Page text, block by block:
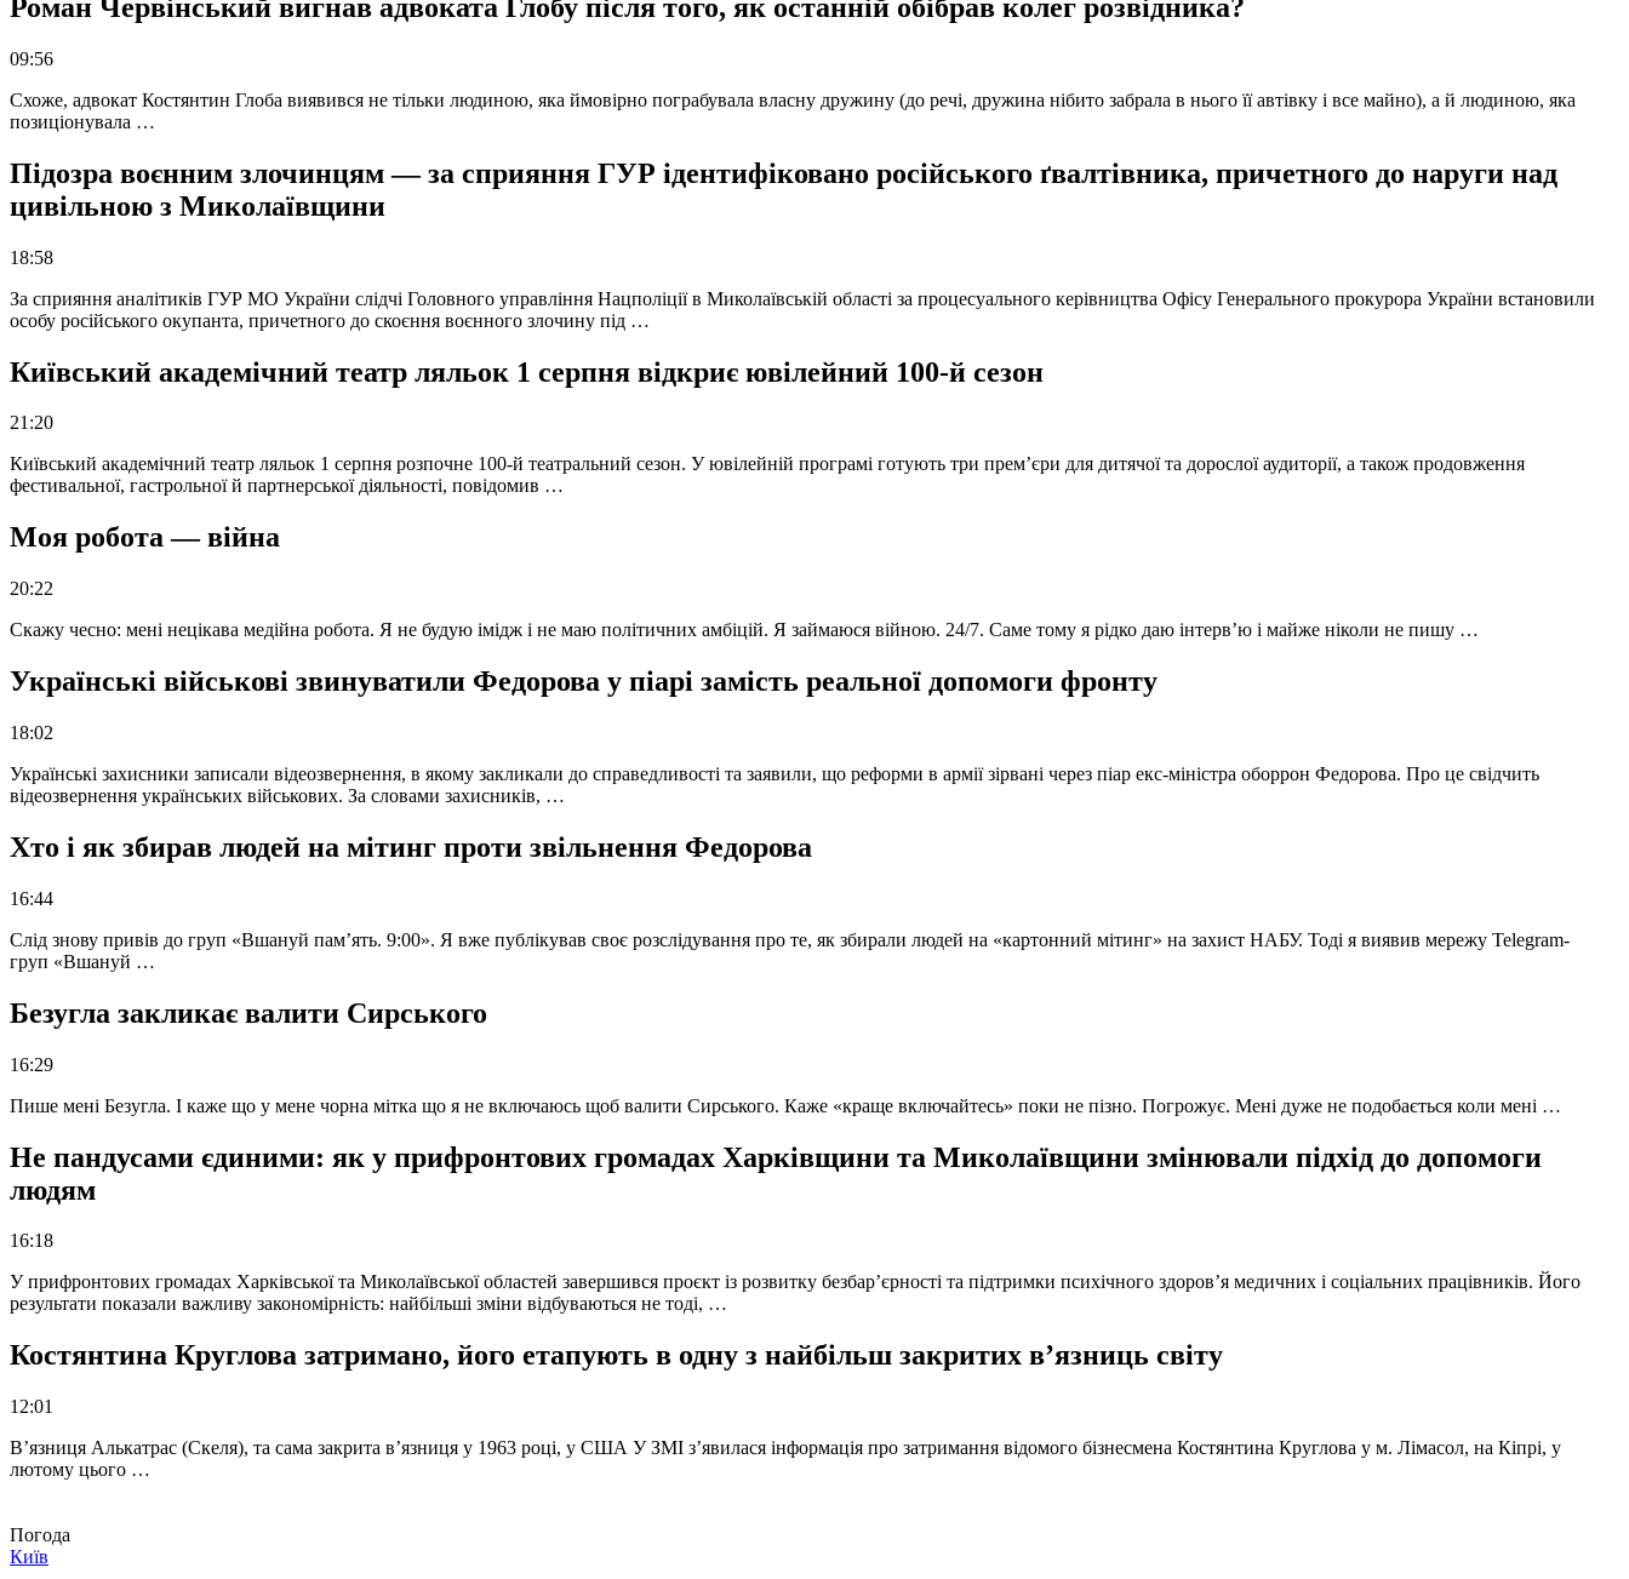
Роман Червінський вигнав адвоката Глобу після того, як останній обібрав колег розвідника?
09:56
Схоже, адвокат Костянтин Глоба виявився не тільки людиною, яка ймовірно пограбувала власну дружину (до речі, дружина нібито забрала в нього її автівку і все майно), а й людиною, яка
позиціонувала …
Підозра воєнним злочинцям — за сприяння ГУР ідентифіковано російського ґвалтівника, причетного до наруги над
цивільною з Миколаївщини
18:58
За сприяння аналітиків ГУР МО України слідчі Головного управління Нацполіції в Миколаївській області за процесуального керівництва Офісу Генерального прокурора України встановили
особу російського окупанта, причетного до скоєння воєнного злочину під …
Київський академічний театр ляльок 1 серпня відкриє ювілейний 100-й сезон
21:20
Київський академічний театр ляльок 1 серпня розпочне 100-й театральний сезон. У ювілейній програмі готують три прем’єри для дитячої та дорослої аудиторії, а також продовження
фестивальної, гастрольної й партнерської діяльності, повідомив …
Моя робота — війна
20:22
Скажу чесно: мені нецікава медійна робота. Я не будую імідж і не маю політичних амбіцій. Я займаюся війною. 24/7. Саме тому я рідко даю інтерв’ю і майже ніколи не пишу …
Українські військові звинуватили Федорова у піарі замість реальної допомоги фронту
18:02
Українські захисники записали відеозвернення, в якому закликали до справедливості та заявили, що реформи в армії зірвані через піар екс-міністра оборрон Федорова. Про це свідчить
відеозвернення українських військових. За словами захисників, …
Хто і як збирав людей на мітинг проти звільнення Федорова
16:44
Слід знову привів до груп «Вшануй пам’ять. 9:00». Я вже публікував своє розслідування про те, як збирали людей на «картонний мітинг» на захист НАБУ. Тоді я виявив мережу Telegram-
груп «Вшануй …
Безугла закликає валити Сирського
16:29
Пише мені Безугла. І каже що у мене чорна мітка що я не включаюсь щоб валити Сирського. Каже «краще включайтесь» поки не пізно. Погрожує. Мені дуже не подобається коли мені …
Не пандусами єдиними: як у прифронтових громадах Харківщини та Миколаївщини змінювали підхід до допомоги
людям
16:18
У прифронтових громадах Харківської та Миколаївської областей завершився проєкт із розвитку безбар’єрності та підтримки психічного здоров’я медичних і соціальних працівників. Його
результати показали важливу закономірність: найбільші зміни відбуваються не тоді, …
Костянтина Круглова затримано, його етапують в одну з найбільш закритих в’язниць світу
12:01
В’язниця Алькатрас (Скеля), та сама закрита в’язниця у 1963 році, у США У ЗМІ з’явилася інформація про затримання відомого бізнесмена Костянтина Круглова у м. Лімасол, на Кіпрі, у
лютому цього …
Погода
Київ